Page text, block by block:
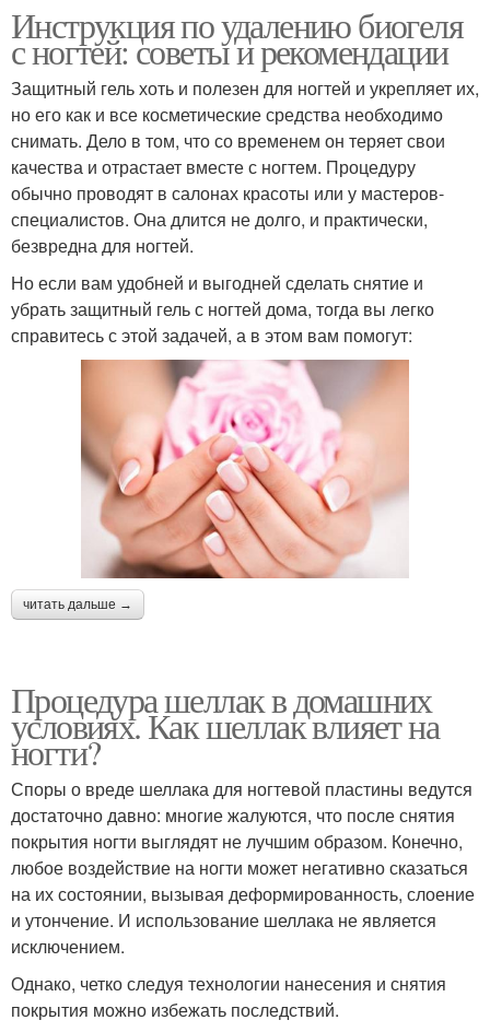
Инструкция по удалению биогеля
с ногтей: советы и рекомендации
Защитный гель хоть и полезен для ногтей и укрепляет их,
но его как и все косметические средства необходимо
снимать. Дело в том, что со временем он теряет свои
качества и отрастает вместе с ногтем. Процедуру
обычно проводят в салонах красоты или у мастеров-
специалистов. Она длится не долго, и практически,
безвредна для ногтей.
Но если вам удобней и выгодней сделать снятие и
убрать защитный гель с ногтей дома, тогда вы легко
справитесь с этой задачей, а в этом вам помогут:
читать дальше →
Процедура шеллак в домашних
условиях. Как шеллак влияет на
ногти?
Споры о вреде шеллака для ногтевой пластины ведутся
достаточно давно: многие жалуются, что после снятия
покрытия ногти выглядят не лучшим образом. Конечно,
любое воздействие на ногти может негативно сказаться
на их состоянии, вызывая деформированность, слоение
и утончение. И использование шеллака не является
исключением.
Однако, четко следуя технологии нанесения и снятия
покрытия можно избежать последствий.